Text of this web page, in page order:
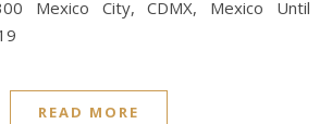
Mexico City, CDMX, Mexico Until
READ MORE